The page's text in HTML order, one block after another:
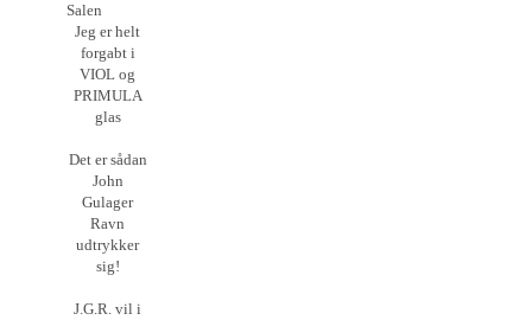
Salen
Jeg er helt
forgabt i
VIOL og
PRIMULA
glas
Det er sådan
John
Gulager
Ravn
udtrykker
sig!
J.G.R. vil i